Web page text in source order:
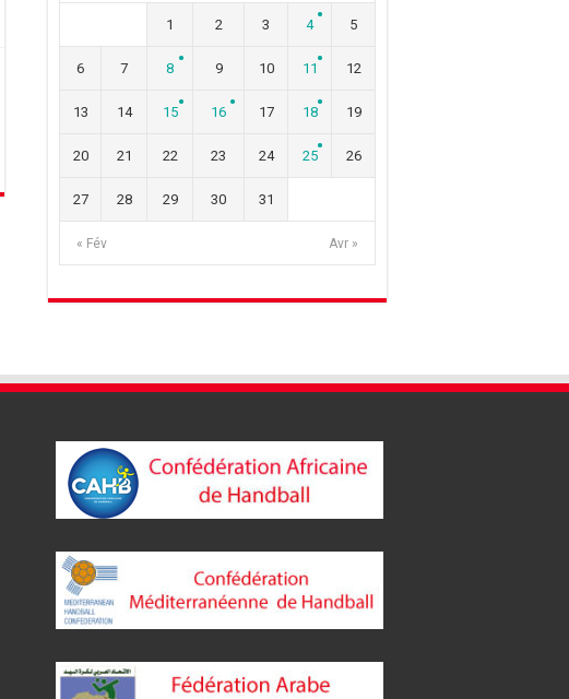
« Fév Avr »
1 2 3 4 5
6 7 8 9 10 11 12
13 14 15 16 17 18 19
20 21 22 23 24 25 26
27 28 29 30 31